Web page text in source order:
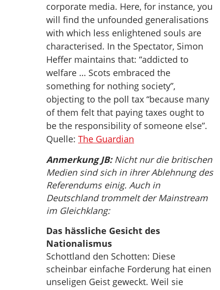
corporate media. Here, for instance, you
will find the unfounded generalisations
with which less enlightened souls are
characterised. In the Spectator, Simon
Heffer maintains that: “addicted to
welfare … Scots embraced the
something for nothing society”,
objecting to the poll tax “because many
of them felt that paying taxes ought to
be the responsibility of someone else”.
Quelle: The Guardian
Anmerkung JB:Nicht nur die britischen
Medien sind sich in ihrer Ablehnung des
Referendums einig. Auch in
Deutschland trommelt der Mainstream
im Gleichklang:
Das hässliche Gesicht des
Nationalismus
Schottland den Schotten: Diese
scheinbar einfache Forderung hat einen
unseligen Geist geweckt. Weil sie